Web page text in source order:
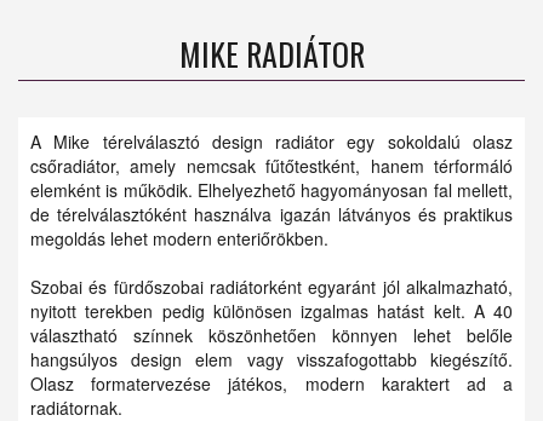
MIKE RADIÁTOR
A Mike térelválasztó design radiátor egy sokoldalú olasz
csőradiátor, amely nemcsak fűtőtestként, hanem térformáló
elemként is működik. Elhelyezhető hagyományosan fal mellett,
de térelválasztóként használva igazán látványos és praktikus
megoldás lehet modern enteriőrökben.
Szobai és fürdőszobai radiátorként egyaránt jól alkalmazható,
nyitott terekben pedig különösen izgalmas hatást kelt. A 40
választható színnek köszönhetően könnyen lehet belőle
hangsúlyos design elem vagy visszafogottabb kiegészítő.
Olasz formatervezése játékos, modern karaktert ad a
radiátornak.